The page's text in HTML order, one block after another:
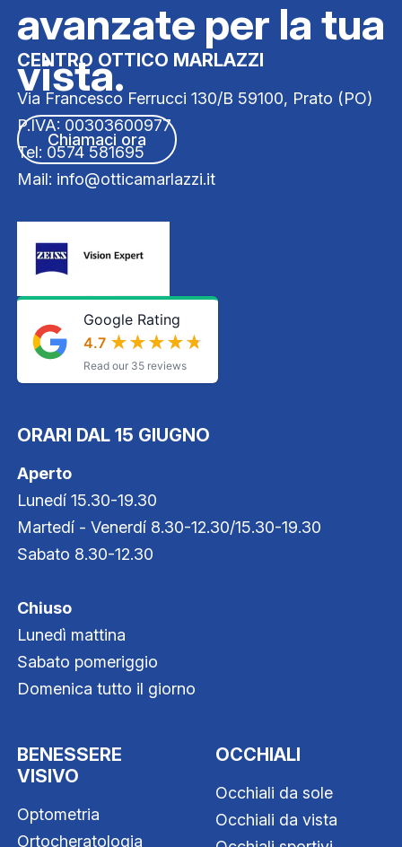
avanzate per la tua
vista.
Chiamaci ora
CENTRO OTTICO MARLAZZI
Via Francesco Ferrucci 130/B 59100, Prato (PO)
P.IVA: 00303600977
Tel: 0574 581695
Mail: info@otticamarlazzi.it
Google Rating
4.7 ★★★★★
★★★★★
Read our 35 reviews
ORARI DAL 15 GIUGNO
Aperto
Lunedí 15.30-19.30
Martedí - Venerdí 8.30-12.30/15.30-19.30
Sabato 8.30-12.30
Chiuso
Lunedì mattina
Sabato pomeriggio
Domenica tutto il giorno
BENESSERE
VISIVO
Optometria
Ortocheratologia
OCCHIALI
Occhiali da sole
Occhiali da vista